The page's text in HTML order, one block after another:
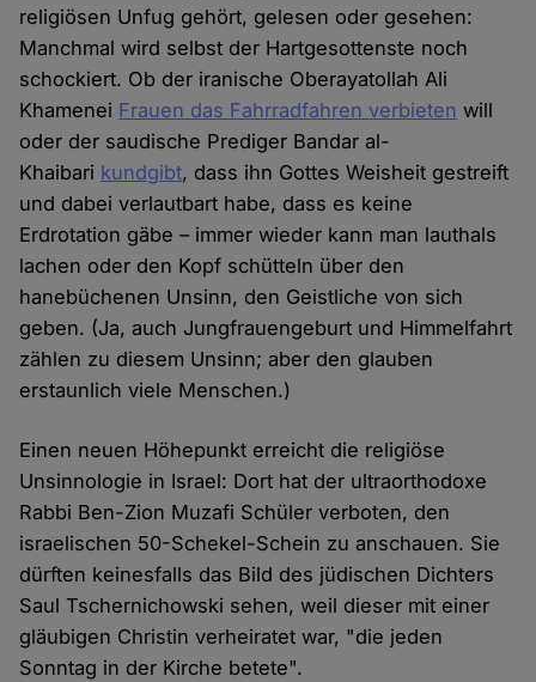
religiösen Unfug gehört, gelesen oder gesehen:
Manchmal wird selbst der Hartgesottenste noch
schockiert. Ob der iranische Oberayatollah Ali
Khamenei Frauen das Fahrradfahren verbieten will
oder der saudische Prediger Bandar al-
Khaibari kundgibt, dass ihn Gottes Weisheit gestreift
und dabei verlautbart habe, dass es keine
Erdrotation gäbe – immer wieder kann man lauthals
lachen oder den Kopf schütteln über den
hanebüchenen Unsinn, den Geistliche von sich
geben. (Ja, auch Jungfrauengeburt und Himmelfahrt
zählen zu diesem Unsinn; aber den glauben
erstaunlich viele Menschen.)
Einen neuen Höhepunkt erreicht die religiöse
Unsinnologie in Israel: Dort hat der ultraorthodoxe
Rabbi Ben-Zion Muzafi Schüler verboten, den
israelischen 50-Schekel-Schein zu anschauen. Sie
dürften keinesfalls das Bild des jüdischen Dichters
Saul Tschernichowski sehen, weil dieser mit einer
gläubigen Christin verheiratet war, "die jeden
Sonntag in der Kirche betete".